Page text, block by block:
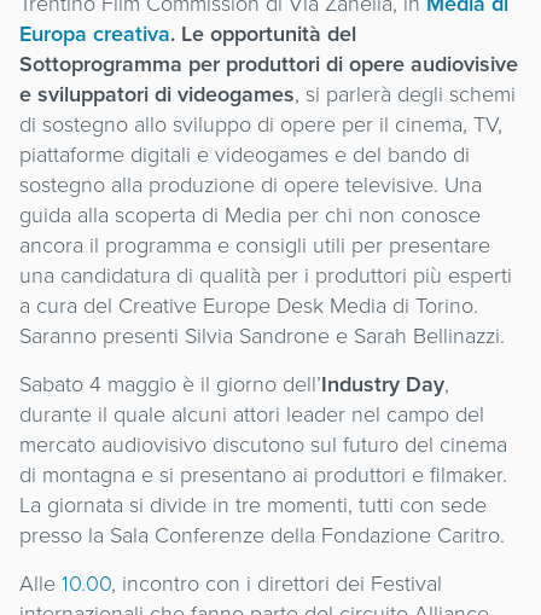
Europa creativa. Le opportunità del
Sottoprogramma per produttori di opere audiovisive
e sviluppatori di videogames, si parlerà degli schemi
di sostegno allo sviluppo di opere per il cinema, TV,
piattaforme digitali e videogames e del bando di
sostegno alla produzione di opere televisive. Una
guida alla scoperta di Media per chi non conosce
ancora il programma e consigli utili per presentare
una candidatura di qualità per i produttori più esperti
a cura del Creative Europe Desk Media di Torino.
Saranno presenti Silvia Sandrone e Sarah Bellinazzi.
Sabato 4 maggio è il giorno dell’Industry Day,
durante il quale alcuni attori leader nel campo del
mercato audiovisivo discutono sul futuro del cinema
di montagna e si presentano ai produttori e filmaker.
La giornata si divide in tre momenti, tutti con sede
presso la Sala Conferenze della Fondazione Caritro.
Alle 10.00, incontro con i direttori dei Festival